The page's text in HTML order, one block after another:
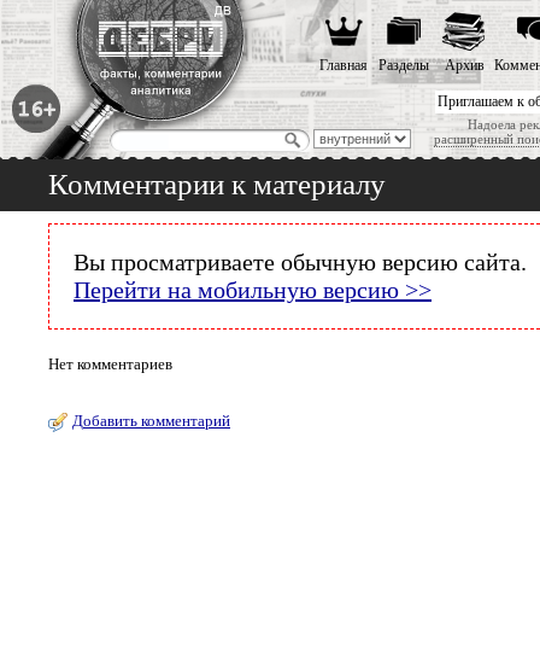
Приглашаем к
Надоела
расширенный
Главная Разделы Архив
Комментарии к материалу
Вы просматриваете обычную версию сайта.
Перейти на мобильную версию >>
Нет комментариев
Добавить комментарий